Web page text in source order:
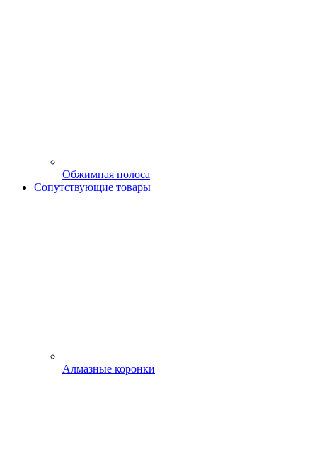
Обжимная полоса
Сопутствующие товары
Алмазные коронки